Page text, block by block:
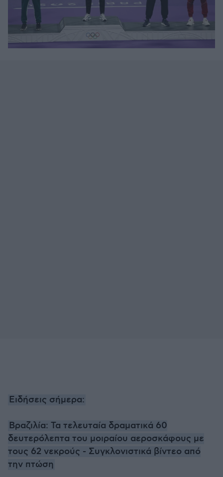
Ειδήσεις σήμερα:
Βραζιλία: Τα τελευταία δραματικά 60
δευτερόλεπτα του μοιραίου αεροσκάφους με
τους 62 νεκρούς - Συγκλονιστικά βίντεο από
την πτώση